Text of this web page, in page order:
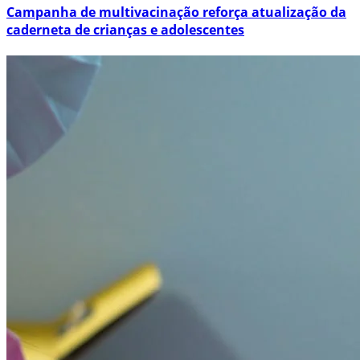
Campanha de multivacinação reforça atualização da
caderneta de crianças e adolescentes